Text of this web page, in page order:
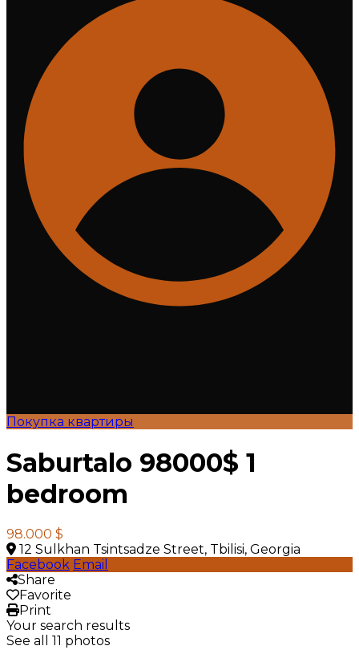
Покупка квартиры
Saburtalo 98000$ 1
bedroom
98.000 $
12 Sulkhan Tsintsadze Street, Tbilisi, Georgia
Facebook Email
Share
Favorite
Print
Your search results
See all 11 photos